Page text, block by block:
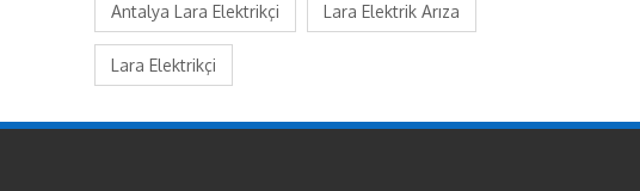
Antalya Lara Elektrikçi Lara Elektrik Arıza
Lara Elektrikçi